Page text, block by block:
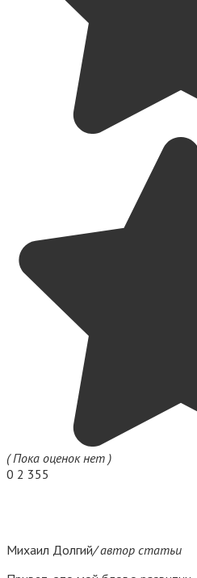
( Пока оценок нет )
0 2 355
Михаил Долгий/ автор статьи